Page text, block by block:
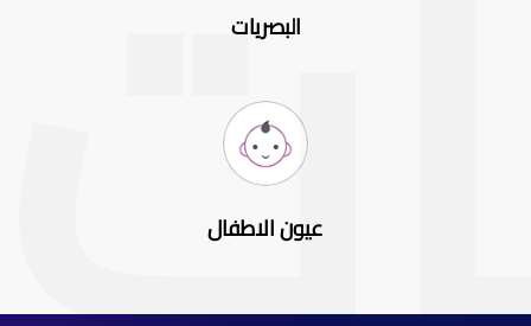
البصريات
عيون الاطفال